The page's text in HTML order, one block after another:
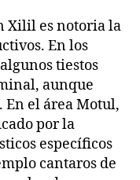
Xilil es notoria la
En los
tiestos
aunque
En el área Motul,
por la
específicos
cantaros de